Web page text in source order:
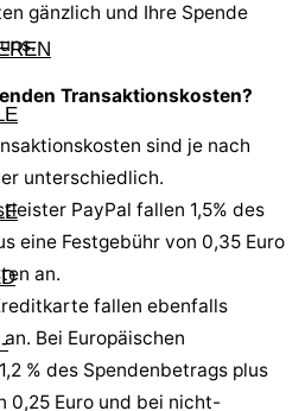
gänzlich und Ihre Spende
Transaktionskosten?
sind je nach
unterschiedlich.
PayPal fallen 1,5% des
eine Festgebühr von 0,35 Euro
an.
fallen ebenfalls
an. Bei Europäischen
% des Spendenbetrags plus
0,25 Euro und bei nicht-